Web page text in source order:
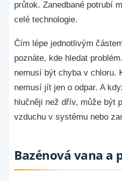
průtok. Zanedbané potrubí
celé technologie.
Čím lépe jednotlivým
poznáte, kde hledat
nemusí být chyba v chloru.
nemusí jít jen o odpar. A
hlučněji než dřív, může být
vzduchu v systému nebo
Bazénová vana a